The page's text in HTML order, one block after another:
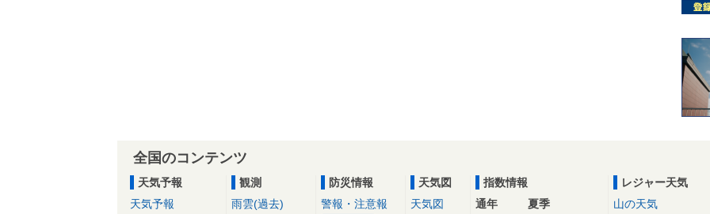
全国のコンテンツ
天気予報
天気予報
観測
雨雲(過去)
防災情報
警報・注意報
天気図
天気図
指数情報
通年
夏季
レジャー天気
山の天気